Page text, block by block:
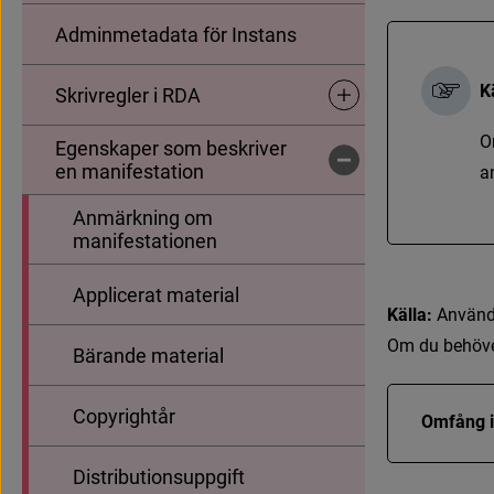
Adminmetadata för Instans
Skrivregler i RDA Undersidor för
Egenskaper som beskriver
en manifestation
Undersidor för
Anmärkning om
manifestationen
Applicerat material
Bärande material
Copyrightår
Distributionsuppgift
O
a
Källa: Använd
Om du behöv
Omfång